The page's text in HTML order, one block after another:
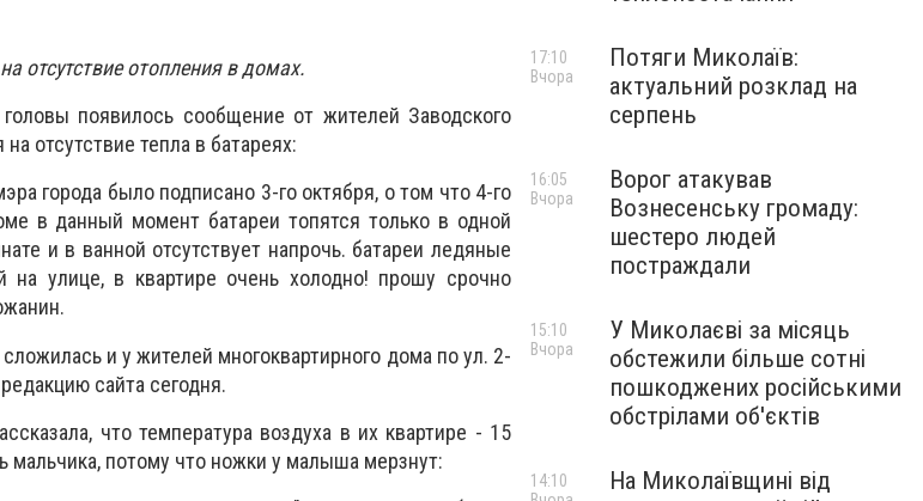
отсутствие отопления в домах.
головы появилось сообщение от жителей Заводского
отсутствие тепла в батареях:
города было подписано 3-го октября, о том что 4-го
в данный момент батареи топятся только в одной
и в ванной отсутствует напрочь. батареи ледяные
на улице, в квартире очень холодно! прошу срочно
и у жителей многоквартирного дома по ул. 2-
сайта сегодня.
что температура воздуха в их квартире - 15
мальчика, потому что ножки у малыша мерзнут:
Потяги Миколаїв:
актуальний розклад на
серпень
17:10
Вчора
Ворог атакував
Вознесенську громаду:
шестеро людей
постраждали
16:05
Вчора
У Миколаєві за місяць
обстежили більше сотні
пошкоджених російськими
обстрілами об'єктів
15:10
Вчора
На Миколаївщині від
14:10